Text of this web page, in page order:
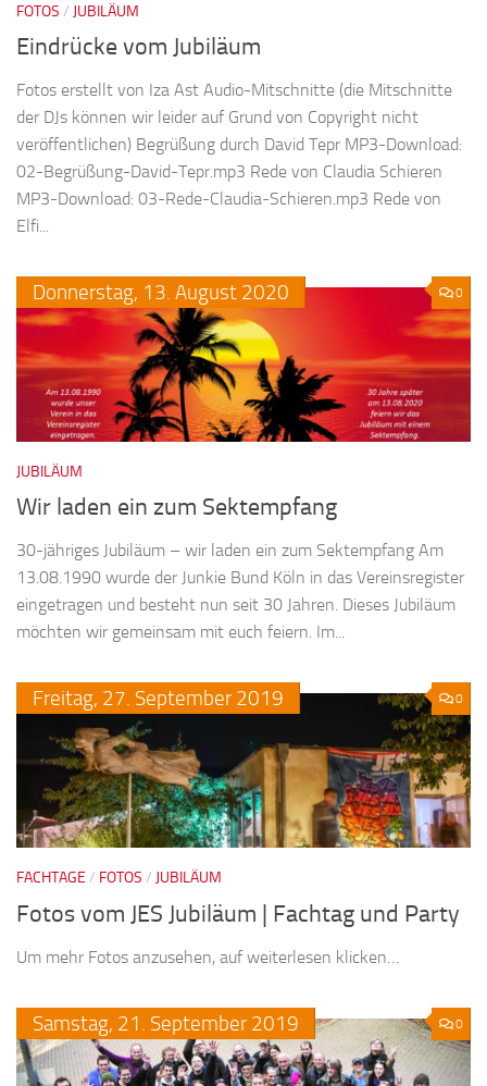
FOTOS / JUBILÄUM
Eindrücke vom Jubiläum
Fotos erstellt von Iza Ast Audio-Mitschnitte (die Mitschnitte
der DJs können wir leider auf Grund von Copyright nicht
veröffentlichen) Begrüßung durch David Tepr MP3-Download:
02-Begrüßung-David-Tepr.mp3 Rede von Claudia Schieren
MP3-Download: 03-Rede-Claudia-Schieren.mp3 Rede von
Elfi...
0
Donnerstag, 13. August 2020
JUBILÄUM
Wir laden ein zum Sektempfang
30-jähriges Jubiläum – wir laden ein zum Sektempfang Am
13.08.1990 wurde der Junkie Bund Köln in das Vereinsregister
eingetragen und besteht nun seit 30 Jahren. Dieses Jubiläum
möchten wir gemeinsam mit euch feiern. Im...
0
Freitag, 27. September 2019
FACHTAGE / FOTOS / JUBILÄUM
Fotos vom JES Jubiläum | Fachtag und Party
Um mehr Fotos anzusehen, auf weiterlesen klicken…
0
Samstag, 21. September 2019